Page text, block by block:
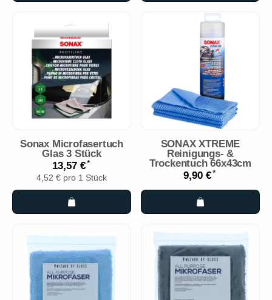
Sonax Microfasertuch
Glas 3 Stück
13,57 €*
4,52 € pro 1 Stück
SONAX XTREME
Reinigungs- &
Trockentuch 66x43cm
9,90 €*